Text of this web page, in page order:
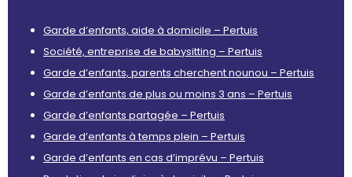
Garde d’enfants, aide à domicile – Pertuis
Société, entreprise de babysitting – Pertuis
Garde d’enfants, parents cherchent nounou – Pertuis
Garde d’enfants de plus ou moins 3 ans – Pertuis
Garde d’enfants partagée – Pertuis
Garde d’enfants à temps plein – Pertuis
Garde d’enfants en cas d’imprévu – Pertuis